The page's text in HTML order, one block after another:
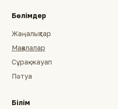
Бөлімдер
Жаңалықтар
Мақалалар
Сұрақ-жауап
Пәтуа
Білім